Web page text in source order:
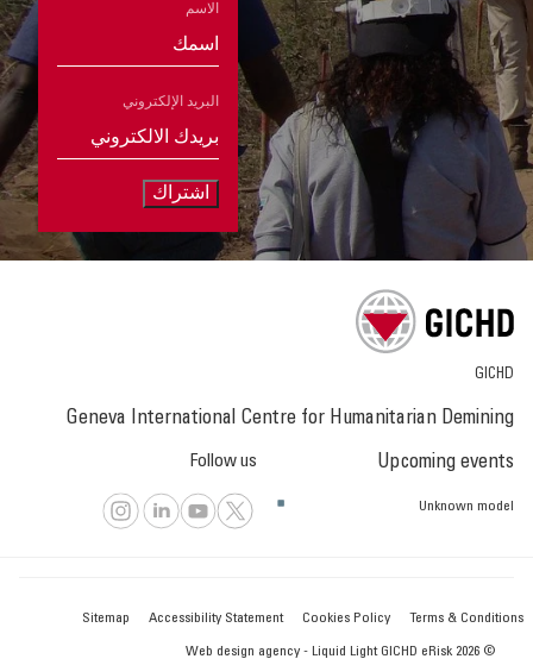
الاسم
البريد الإلكتروني
اشتراك
GICHD
Geneva International Centre for Humanitarian Demining
Upcoming events
Unknown model
Follow us
Terms & Conditions
Cookies Policy
Accessibility Statement
Sitemap
© 2026 GICHD eRisk
Web design agency - Liquid Light